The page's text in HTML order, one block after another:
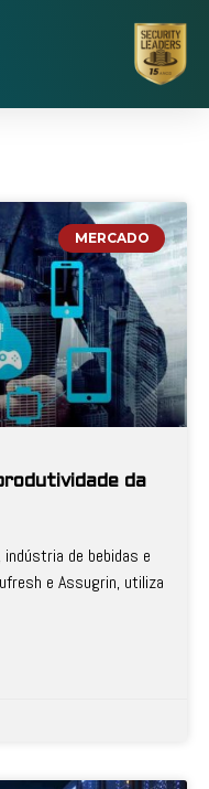
MERCADO
da
de bebidas e
e Assugrin, utiliza